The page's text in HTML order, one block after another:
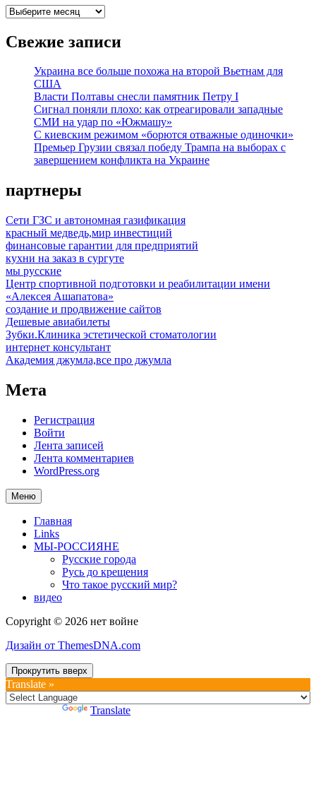
архивы
Свежие записи
Украина все больше похожа на второй Вьетнам для
США
Власти Полтавы снесли памятник Петру I
Сигнал поняли плохо: как отреагировали западные
СМИ на удар по «Южмашу»
С киевским режимом «борются отважные одиночки»
Премьер Грузии связал победу Трампа на выборах с
завершением конфликта на Украине
партнеры
Сети ГЗС и автономная газификация
красный медведь,мир инвестиций
финансовые гарантии для предприятий
кухни на заказ в сургуте
мы русские
Центр спортивной подготовки и реабилитации имени
«Алексея Ашапатова»
создание и продвижение сайтов
Дешевые авиабилеты
Зубки.Клиника эстетической стоматологии
интернет консультант
Академия джумла,все про джумла
Мета
Регистрация
Войти
Лента записей
Лента комментариев
WordPress.org
Меню
Главная
Links
МЫ-РОССИЯНЕ
Русские города
Русь до крещения
Что такое русский мир?
видео
Copyright © 2026 нет войне
Дизайн от ThemesDNA.com
Прокрутить вверх
Translate »
Translate